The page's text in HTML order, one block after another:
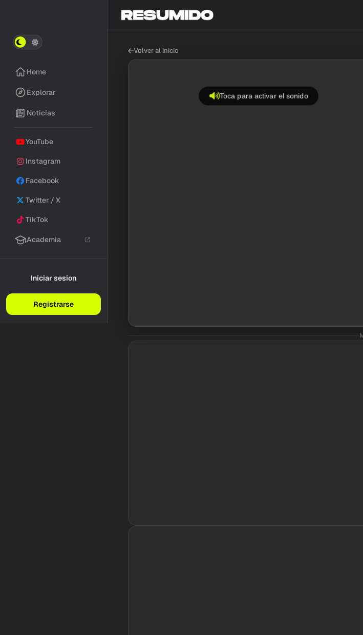
Home
Explorar
Noticias
YouTube
Instagram
Facebook
Twitter / X
TikTok
Academia
Iniciar sesion
Registrarse
Volver al inicio
Toca para activar el sonido